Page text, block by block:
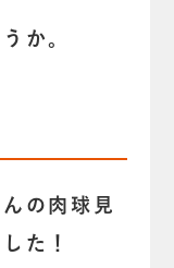
か。
の肉球見
た！